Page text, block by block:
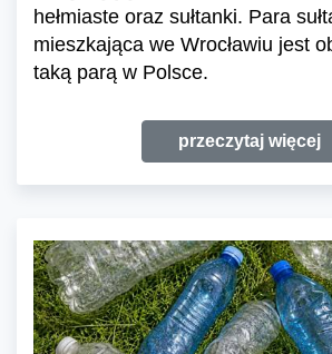
hełmiaste oraz sułtanki. Para
mieszkająca we Wrocławiu jest
taką parą w Polsce.
przeczytaj więcej